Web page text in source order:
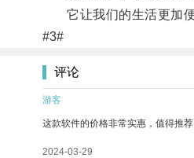
它让我们的生活更加便
#3#
评论
游客
这款软件的价格非常实惠，值得推荐
2024-03-29